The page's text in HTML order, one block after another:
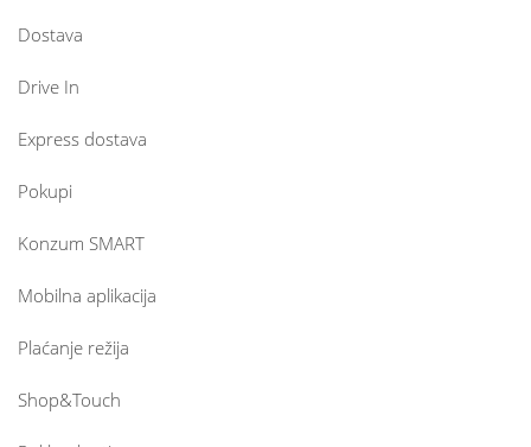
Dostava
Drive In
Express dostava
Pokupi
Konzum SMART
Mobilna aplikacija
Plaćanje režija
Shop&Touch